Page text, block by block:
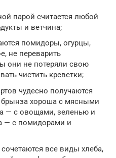
парой считается любой
и ветчина;
помидоры, огурцы,
не переварить
они не потеряли свою
чистить креветки;
чудесно получаются
брынза хороша с мясными
— с овощами, зеленью и
— с помидорами и
все виды хлеба,